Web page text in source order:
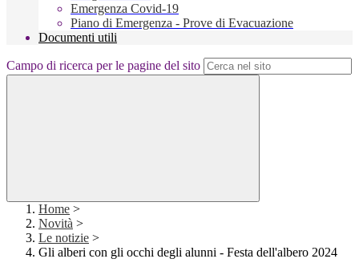
Emergenza Covid-19
Piano di Emergenza - Prove di Evacuazione
Documenti utili
Campo di ricerca per le pagine del sito
Home >
Novità >
Le notizie >
Gli alberi con gli occhi degli alunni - Festa dell'albero 2024